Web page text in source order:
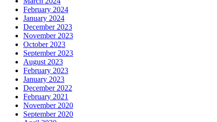
February 2024
January 2024
December 2023
November 2023
October 2023
September 2023
August 2023
February 2023
January 2023
December 2022
February 2021
November 2020
September 2020